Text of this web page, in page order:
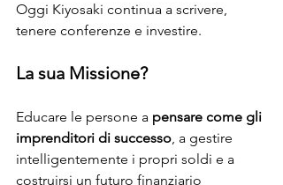
Oggi Kiyosaki continua a scrivere,
tenere conferenze e investire.
La sua Missione?
Educare le persone a pensare come gli
imprenditori di successo, a gestire
intelligentemente i propri soldi e a
costruirsi un futuro finanziario